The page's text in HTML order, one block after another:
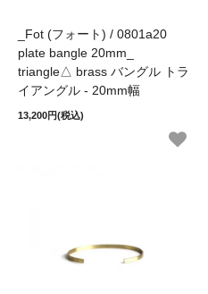
_Fot (フォート) / 0801a20
plate bangle 20mm_
triangle△ brass バングル トラ
イアングル - 20mm幅
13,200円(税込)